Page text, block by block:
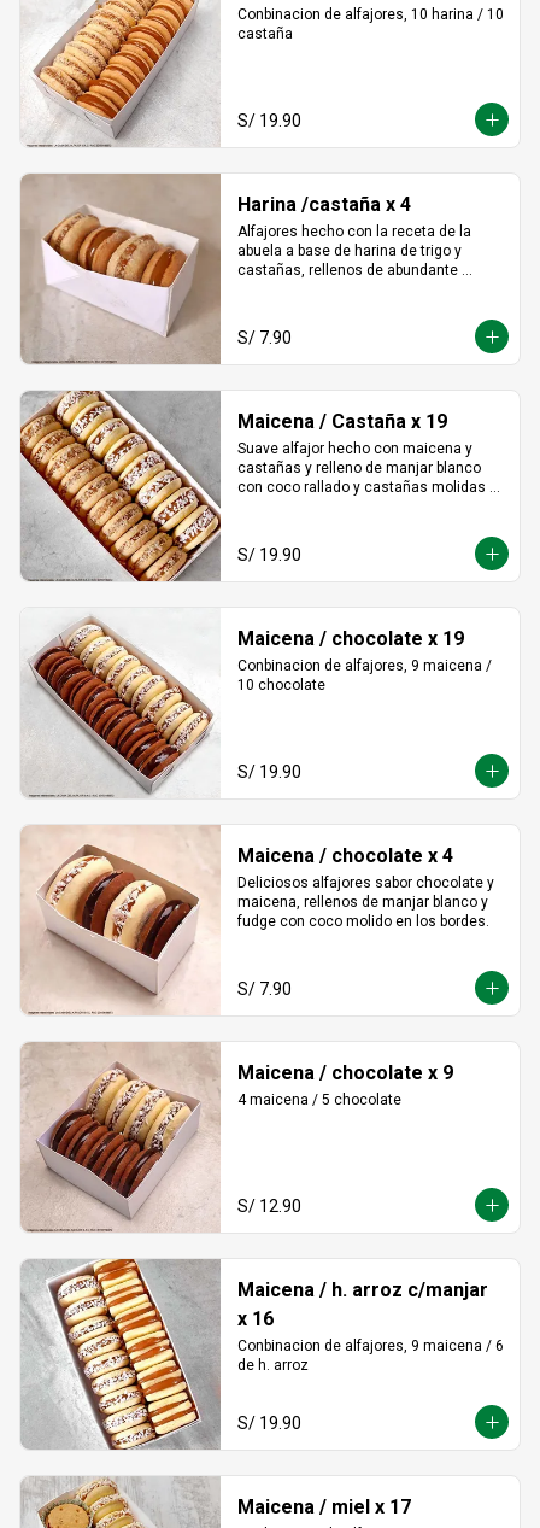
Conbinacion de alfajores, 10 harina / 10
castaña
S/ 19.90
Harina /castaña x 4
Alfajores hecho con la receta de la
abuela a base de harina de trigo y
castañas, rellenos de abundante
S/ 7.90
Maicena / Castaña x 19
Suave alfajor hecho con maicena y
castañas y relleno de manjar blanco
con coco rallado y castañas molidas
S/ 19.90
Maicena / chocolate x 19
Conbinacion de alfajores, 9 maicena /
10 chocolate
S/ 19.90
Maicena / chocolate x 4
Deliciosos alfajores sabor chocolate y
maicena, rellenos de manjar blanco y
fudge con coco molido en los bordes.
S/ 7.90
Maicena / chocolate x 9
4 maicena / 5 chocolate
S/ 12.90
Maicena / h. arroz c/manjar
x 16
Conbinacion de alfajores, 9 maicena / 6
de h. arroz
S/ 19.90
Maicena / miel x 17